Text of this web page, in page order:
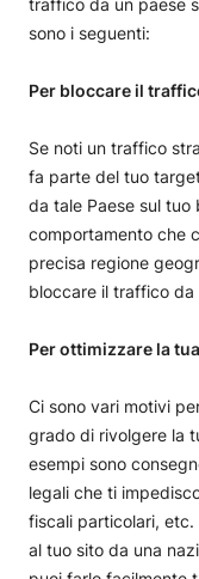
traffico da un paese
sono i seguenti:
Per bloccare il
Se noti un traffico
fa parte del tuo
da tale Paese sul
comportamento che
precisa regione
bloccare il traffico da
Per ottimizzare la
Ci sono vari motivi
grado di rivolgere la
esempi sono
legali che ti
fiscali particolari, etc.
al tuo sito da una